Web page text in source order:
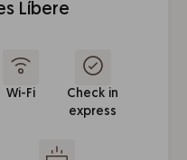
Líbere
Wi-Fi
Check in
express